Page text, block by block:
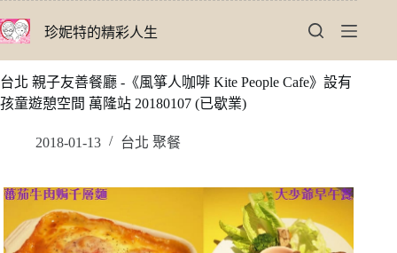
至
要
內
珍妮特的精彩人生
台北 親子友善餐廳 -《風箏人咖啡 Kite People Cafe》設有
孩童遊憩空間 萬隆站 20180107 (已歇業)
2018-01-13 台北 聚餐